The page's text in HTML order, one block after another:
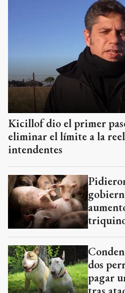
Kicillof dio el primer
eliminar el límite a la
intendentes
dos
pagar